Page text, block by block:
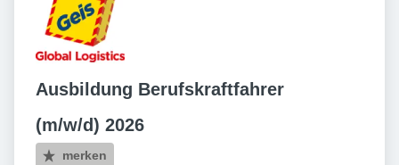
Ausbildung Berufskraftfahrer
(m/w/d) 2026
merken